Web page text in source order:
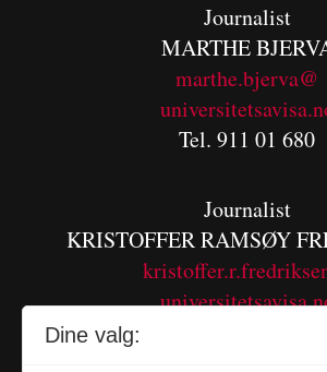
Journalist
MARTHE
marthe.bjerva@
Tel. 911 01 680
Journalist
KRISTOFFER RAMSØY
Dine valg: